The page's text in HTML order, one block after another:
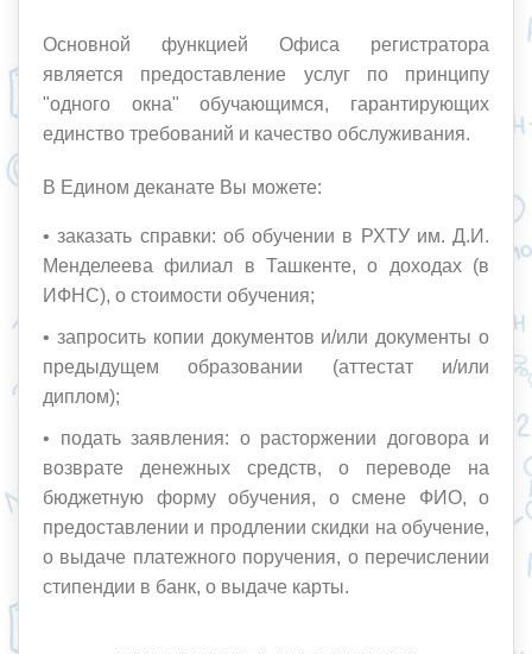
Основной функцией Офиса регистратора
является предоставление услуг по принципу
"одного окна" обучающимся, гарантирующих
единство требований и качество обслуживания.
В Едином деканате Вы можете:
• заказать справки: об обучении в РХТУ им. Д.И.
Менделеева филиал в Ташкенте, о доходах (в
ИФНС), о стоимости обучения;
• запросить копии документов и/или документы о
предыдущем образовании (аттестат и/или
диплом);
• подать заявления: о расторжении договора и
возврате денежных средств, о переводе на
бюджетную форму обучения, о смене ФИО, о
предоставлении и продлении скидки на обучение,
о выдаче платежного поручения, о перечислении
стипендии в банк, о выдаче карты.